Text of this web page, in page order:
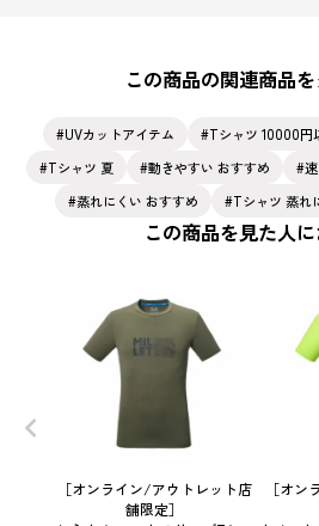
この商品の関連商品
UVカットアイテム Tシャツ 10000円
Tシャツ 夏
動きやすい おすすめ
蒸れにくい おすすめ
Tシャツ 蒸れ
この商品を見た人
［オンライン/アウトレット店
舗限定］
［オ